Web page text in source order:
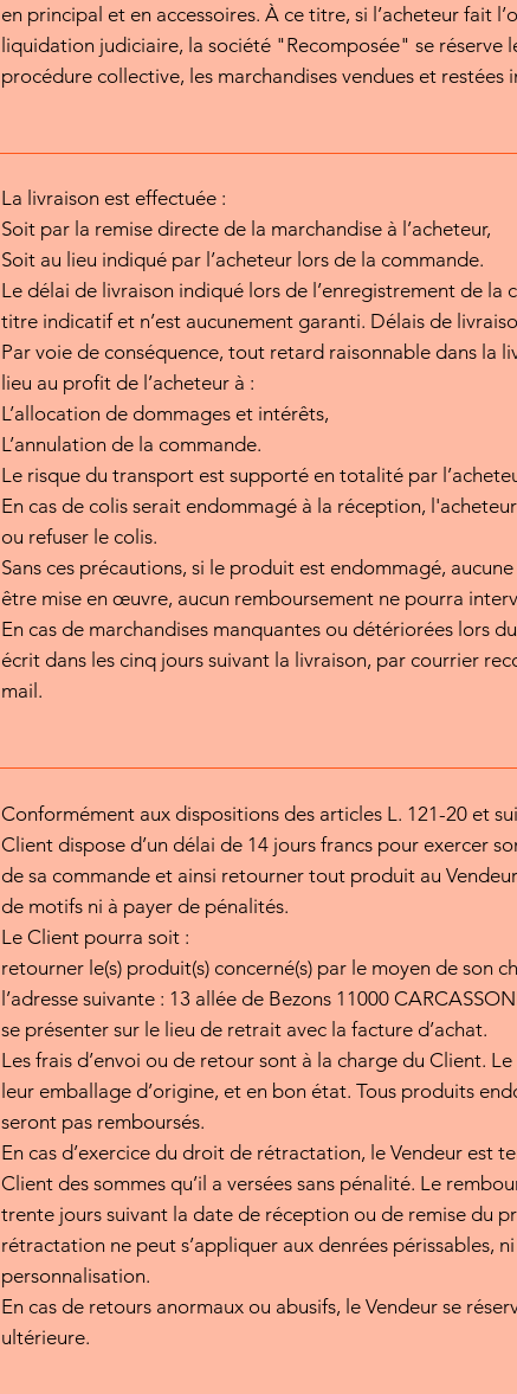
en principal et en accessoires. À ce titre, si l’acheteur fait
liquidation judiciaire, la société "Recomposée" se réserve
procédure collective, les marchandises vendues et restées
La livraison est effectuée :
Soit par la remise directe de la marchandise à l’acheteur,
Soit au lieu indiqué par l’acheteur lors de la commande.
Le délai de livraison indiqué lors de l’enregistrement de la
titre indicatif et n’est aucunement garanti. Délais de
Par voie de conséquence, tout retard raisonnable dans la
lieu au profit de l’acheteur à :
L’allocation de dommages et intérêts,
L’annulation de la commande.
Le risque du transport est supporté en totalité par
En cas de colis serait endommagé à la réception,
ou refuser le colis.
Sans ces précautions, si le produit est endommagé,
être mise en œuvre, aucun remboursement ne pourra
En cas de marchandises manquantes ou détériorées lors
écrit dans les cinq jours suivant la livraison, par courrier
mail.
Conformément aux dispositions des articles L. 121-20 et
Client dispose d’un délai de 14 jours francs pour exercer
de sa commande et ainsi retourner tout produit au
de motifs ni à payer de pénalités.
Le Client pourra soit :
retourner le(s) produit(s) concerné(s) par le moyen de son
l’adresse suivante : 13 allée de Bezons 11000
se présenter sur le lieu de retrait avec la facture d’achat.
Les frais d’envoi ou de retour sont à la charge du Client.
leur emballage d’origine, et en bon état. Tous produits
seront pas remboursés.
En cas d’exercice du droit de rétractation, le Vendeur est
Client des sommes qu’il a versées sans pénalité. Le
trente jours suivant la date de réception ou de remise du
rétractation ne peut s’appliquer aux denrées périssables,
personnalisation.
En cas de retours anormaux ou abusifs, le Vendeur se
ultérieure.